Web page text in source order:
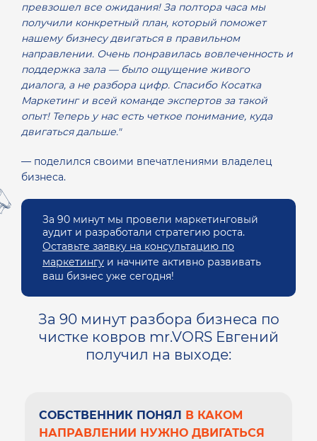
превзошел все ожидания! За полтора часа мы
получили конкретный план, который поможет
нашему бизнесу двигаться в правильном
направлении. Очень понравилась вовлеченность и
поддержка зала — было ощущение живого
диалога, а не разбора цифр. Спасибо Косатка
Маркетинг и всей команде экспертов за такой
опыт! Теперь у нас есть четкое понимание, куда
двигаться дальше."
— поделился своими впечатлениями владелец
бизнеса.
За 90 минут мы провели маркетинговый
аудит и разработали стратегию роста.
Оставьте заявку на консультацию по
маркетингу и начните активно развивать
ваш бизнес уже сегодня!
За 90 минут разбора бизнеса по
чистке ковров mr.VORS Евгений
получил на выходе:
СОБСТВЕННИК ПОНЯЛ В КАКОМ
НАПРАВЛЕНИИ НУЖНО ДВИГАТЬСЯ